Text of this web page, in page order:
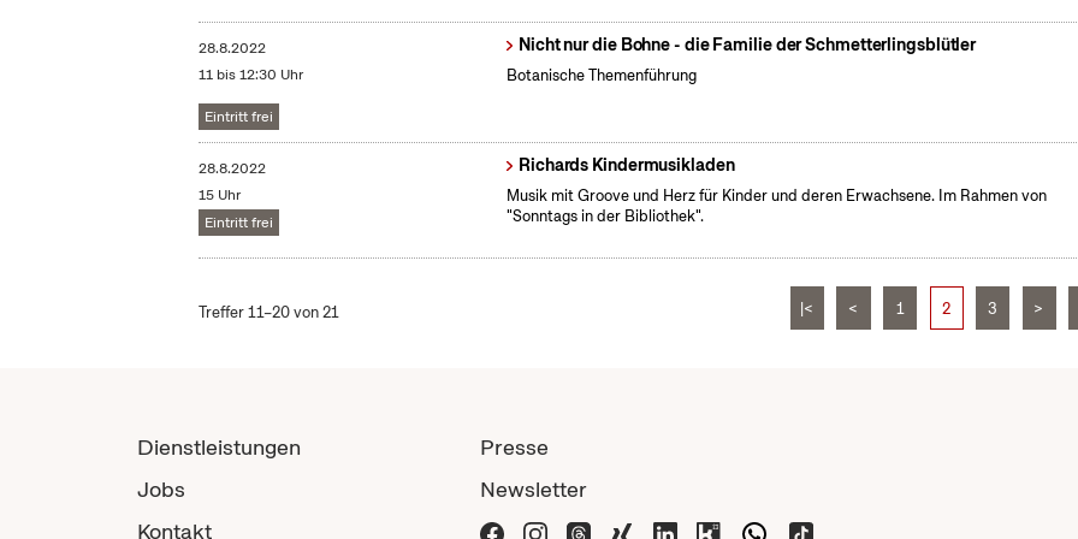
28.8.2022
11 bis 12:30 Uhr
Eintritt frei
Nicht nur die Bohne - die Familie der Schmetterlingsblütler
Botanische Themenführung
28.8.2022
15 Uhr
Eintritt frei
Richards Kindermusikladen
Musik mit Groove und Herz für Kinder und deren Erwachsene. Im Rahmen von
"Sonntags in der Bibliothek".
Treffer 11–20 von 21 |< < 1 2 3 >
Dienstleistungen
Jobs
Kontakt
Presse
Newsletter